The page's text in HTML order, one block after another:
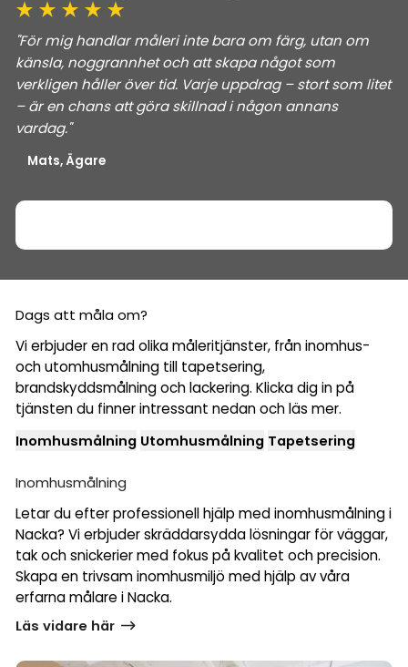
"För mig handlar måleri inte bara om färg, utan om
känsla, noggrannhet och att skapa något som
verkligen håller över tid. Varje uppdrag – stort som litet
– är en chans att göra skillnad i någon annans
vardag."
Mats, Ägare
Dags att måla om?
Vi erbjuder en rad olika måleritjänster, från inomhus-
och utomhusmålning till tapetsering,
brandskyddsmålning och lackering. Klicka dig in på
tjänsten du finner intressant nedan och läs mer.
Inomhusmålning Utomhusmålning Tapetsering
Inomhusmålning
Letar du efter professionell hjälp med inomhusmålning i
Nacka? Vi erbjuder skräddarsydda lösningar för väggar,
tak och snickerier med fokus på kvalitet och precision.
Skapa en trivsam inomhusmiljö med hjälp av våra
erfarna målare i Nacka.
Läs vidare här